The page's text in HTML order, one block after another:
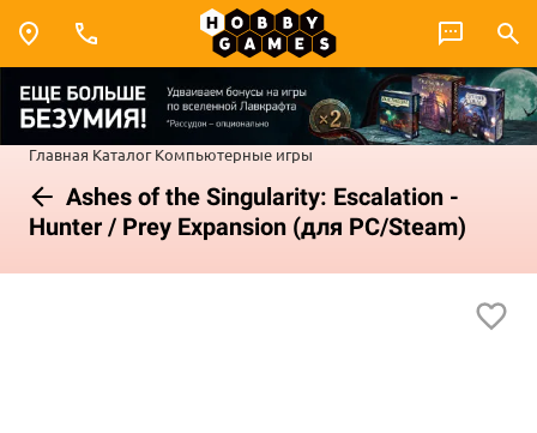
Главная Каталог Компьютерные игры
Ashes of the Singularity: Escalation -
Hunter / Prey Expansion (для PC/Steam)